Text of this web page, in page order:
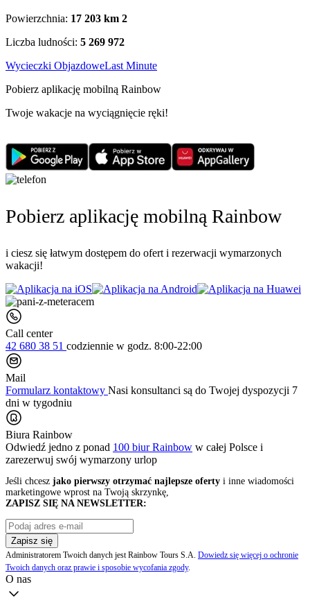
Powierzchnia: 17 203 km 2
Liczba ludności: 5 269 972
Wycieczki ObjazdoweLast Minute
Pobierz aplikację mobilną Rainbow
Twoje wakacje na wyciągnięcie ręki!
Pobierz aplikację mobilną Rainbow
i ciesz się łatwym dostępem do ofert i rezerwacji wymarzonych
wakacji!
Call center
42 680 38 51 codziennie w godz. 8:00-22:00
Mail
Formularz kontaktowy Nasi konsultanci są do Twojej dyspozycji 7
dni w tygodniu
Biura Rainbow
Odwiedź jedno z ponad 100 biur Rainbow w całej Polsce i
zarezerwuj swój wymarzony urlop
Jeśli chcesz jako pierwszy otrzymać najlepsze oferty i inne wiadomości
marketingowe wprost na Twoją skrzynkę,
ZAPISZ SIĘ NA NEWSLETTER:
Zapisz się
Administratorem Twoich danych jest Rainbow Tours S.A. Dowiedz się więcej o ochronie
Twoich danych oraz prawie i sposobie wycofania zgody.
O nas